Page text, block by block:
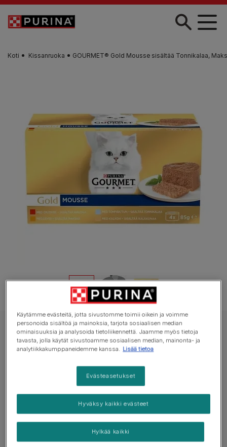
Skip to main content
Koti Kissanruoka GOURMET® Gold Mousse sisältää Tonnikalaa,
GOURMET Märkäruoka Kissa
GOURMET® Gold Mousse sisältää
Saatavilla pakkauksissa: 4x85g, 12x85g
Aikuisen kissan täysravinto
Käytämme evästeitä, jotta sivustomme toimii oikein ja voimme
personoida sisältöä ja mainoksia, tarjota sosiaalisen median
ominaisuuksia ja analysoida tietoliikennettä. Jaamme myös tietoja
tavasta, jolla käytät sivustoamme sosiaalisen median, mainonta- ja
analytiikkakumppaneidemme kanssa. Lisää tietoa
Evästeasetukset
Hylkää kaikki
Hyväksy kaikki evästeet